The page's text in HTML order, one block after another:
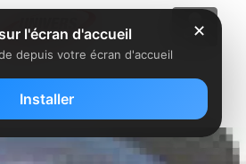
✕
l'écran d'accueil
depuis votre écran d'accueil
Installer